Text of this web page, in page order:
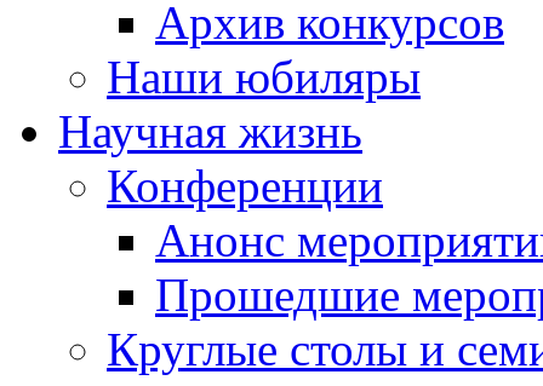
Архив конкурсов
Наши юбиляры
Научная жизнь
Конференции
Анонс
Прошедшие
Круглые столы и